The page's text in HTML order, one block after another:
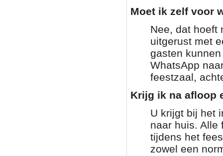
Moet ik zelf voor
Nee, dat hoeft
uitgerust met
gasten
WhatsApp
feestzaal,
Krijg ik na afloop
U krijgt bij het
naar huis. Alle
tijdens het
zowel een